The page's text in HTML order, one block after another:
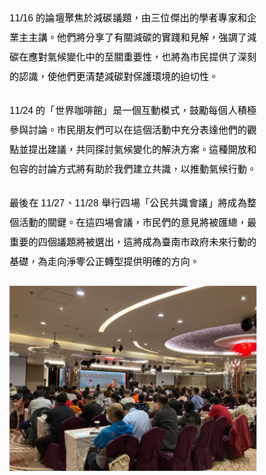
11/16 的論壇聚焦於減碳議題，由三位傑出的學者專家和企
業主主講。他們將分享了有關減碳的實踐和見解，強調了減
碳在應對氣候變化中的至關重要性，也將為市民提供了深刻
的認識，使他們更清楚減碳對保護環境的迫切性。
11/24 的「世界咖啡館」是一個互動模式，鼓勵每個人積極
參與討論。市民朋友們可以在這個活動中充分表達他們的觀
點並提出建議，共同探討氣候變化的解決方案。這種開放和
包容的討論方式將有助於我們建立共識，以推動氣候行動。
最後在 11/27、11/28 舉行四場「公民共識會議」將成為整
個活動的關鍵。在這四場會議，市民們的意見將被匯總，最
重要的四個議題將被選出，這將成為臺南市政府未來行動的
基礎，為走向淨零公正轉型提供明確的方向。